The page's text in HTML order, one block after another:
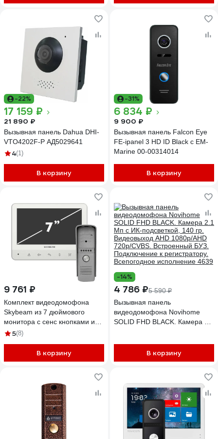
4067
-22%
17 159 ₽
21 890 ₽
Вызывная панель Dahua DHI-
VTO4202F-P АД5029641
4(1)
В корзину
-31%
6 834 ₽
9 900 ₽
Вызывная панель Falcon Eye
FE-ipanel 3 HD ID Black с EM-
Marine 00-00314014
В корзину
9 761 ₽
Комплект видеодомофона
Skybeam из 7 дюймового
монитора с сенс кнопками и
вызывной панели, белый RL-
5(8)
В корзину
-14%
4 786 ₽5 590 ₽
Вызывная панель
видеодомофона Novihome
SOLID FHD BLACK. Камера 2.1
720p/CVBS. Встроенный БУЗ.
Подключение к регистратору.
В корзину